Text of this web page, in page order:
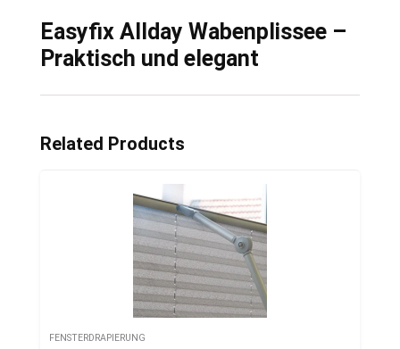
Easyfix Allday Wabenplissee –
Praktisch und elegant
Related Products
FENSTERDRAPIERUNG